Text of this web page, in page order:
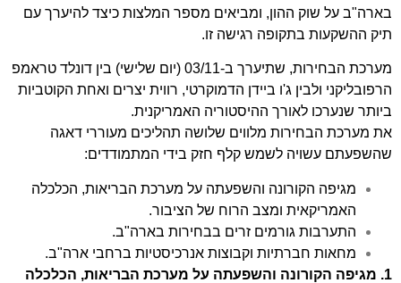
בארה"ב על שוק ההון, ומביאים מספר המלצות כיצד להיערך עם
תיק ההשקעות בתקופה רגישה זו.
מערכת הבחירות, שתיערך ב-03/11 (יום שלישי) בין דונלד טראמפ
הרפובליקני ולבין ג'ו ביידן הדמוקרטי, רווית יצרים ואחת הקוטביות
ביותר שנערכו לאורך ההיסטוריה האמריקנית.
את מערכת הבחירות מלווים שלושה תהליכים מעוררי דאגה
שהשפעתם עשויה לשמש קלף חזק בידי המתמודדים:
מגיפה הקורונה והשפעתה על מערכת הבריאות, הכלכלה
האמריקאית ומצב הרוח של הציבור.
התערבות גורמים זרים בבחירות בארה"ב.
מחאות חברתיות וקבוצות אנרכיסטיות ברחבי ארה"ב.
1. מגיפה הקורונה והשפעתה על מערכת הבריאות, הכלכלה